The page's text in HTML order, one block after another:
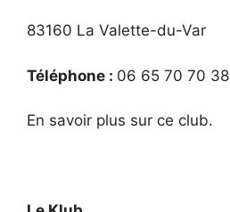
83160 La Valette-du-Var
Téléphone : 06 65 70 70 38
En savoir plus sur ce club.